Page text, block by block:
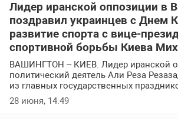
Лидер иранской оппозиции в
поздравил украинцев с Днем
развитие спорта с вице-
спортивной борьбы Киева
ВАШИНГТОН – КИЕВ. Лидер иранской
политический деятель Али Реза
из главных государственных
28 июня, 14:49